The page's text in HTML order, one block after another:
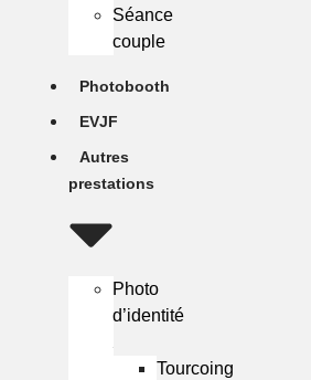
Séance
couple
Photobooth
EVJF
Autres
prestations
Photo
d’identité
Tourcoing